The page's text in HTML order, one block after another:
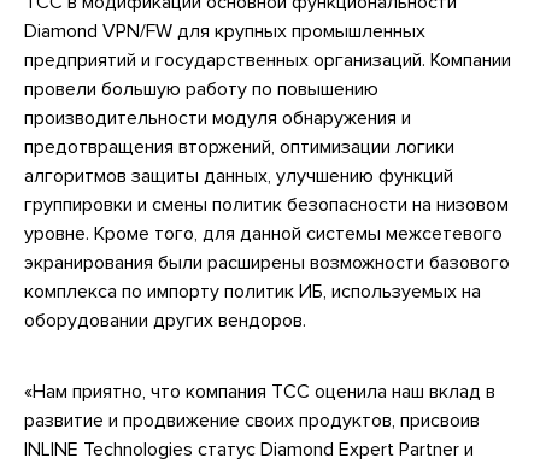
Diamond VPN/FW для крупных промышленных
предприятий и государственных организаций. Компании
провели большую работу по повышению
производительности модуля обнаружения и
предотвращения вторжений, оптимизации логики
алгоритмов защиты данных, улучшению функций
группировки и смены политик безопасности на низовом
уровне. Кроме того, для данной системы межсетевого
экранирования были расширены возможности базового
комплекса по импорту политик ИБ, используемых на
оборудовании других вендоров.
«Нам приятно, что компания ТСС оценила наш вклад в
развитие и продвижение своих продуктов, присвоив
INLINE Technologies статус Diamond Expert Partner и